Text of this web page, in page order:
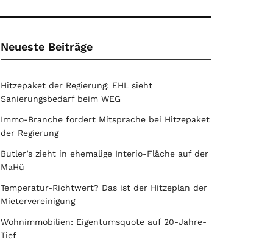
Neueste Beiträge
Hitzepaket der Regierung: EHL sieht
Sanierungsbedarf beim WEG
Immo-Branche fordert Mitsprache bei Hitzepaket
der Regierung
Butler’s zieht in ehemalige Interio-Fläche auf der
MaHü
Temperatur-Richtwert? Das ist der Hitzeplan der
Mietervereinigung
Wohnimmobilien: Eigentumsquote auf 20-Jahre-
Tief